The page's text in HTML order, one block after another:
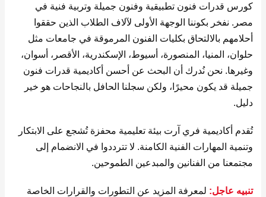
كورس قدرات فنون تطبيقية وفنون جميلة وتربية فنية في
مصر. نفخر بكوننا الوجهة الأولى لآلاف الطلاب الذين حققوا
أحلامهم بالالتحاق بكليات الفنون المرموقة في جامعات مثل
حلوان، المنيا، المنصورة، أسيوط، الإسكندرية، الأقصر، أسوان،
وغيرها. نحن نُدرك أن البحث عن أحسن أكاديمية قدرات فنون
جميلة قد يكون محيرًا، ولكن سجلنا الحافل بالنجاحات هو خير
دليل.
تُقدم أكاديمية فري آرت بيئة تعليمية محفزة تُشجع على الابتكار
وتنمية المهارات الفنية الكامنة. لا تترددوا في الانضمام إلى
مجتمعنا من الفنانين والمبدعين الطموحين.
تنبيه عاجل: لمعرفة المزيد عن التطورات والقرارات الخاصة